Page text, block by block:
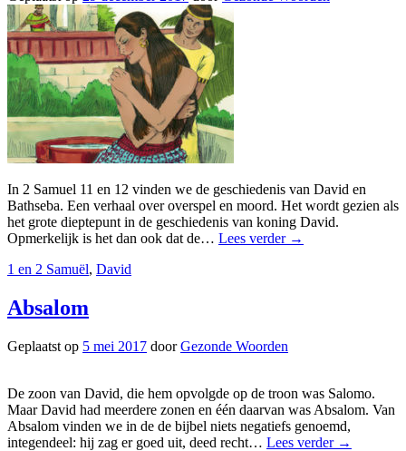
In 2 Samuel 11 en 12 vinden we de geschiedenis van David en
Bathseba. Een verhaal over overspel en moord. Het wordt gezien als
het grote dieptepunt in de geschiedenis van koning David.
Opmerkelijk is het dan ook dat de… Lees verder →
1 en 2 Samuël, David
Absalom
Geplaatst op 5 mei 2017 doorGezonde Woorden
De zoon van David, die hem opvolgde op de troon was Salomo.
Maar David had meerdere zonen en één daarvan was Absalom. Van
Absalom vinden we in de de bijbel niets negatiefs genoemd,
integendeel: hij zag er goed uit, deed recht… Lees verder →